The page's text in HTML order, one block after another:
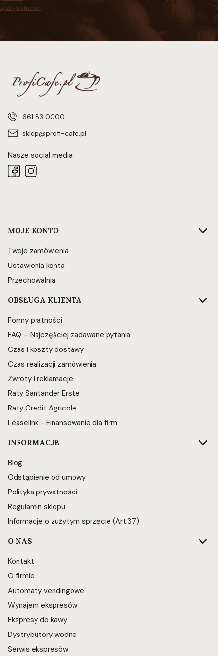
prywatności
661 83 0000
sklep@profi-cafe.pl
Nasze social media
Linki w stopce
MOJE KONTO
Twoje zamówienia
Ustawienia konta
Przechowalnia
OBSŁUGA KLIENTA
Formy płatności
FAQ – Najczęściej zadawane pytania
Czas i koszty dostawy
Czas realizacji zamówienia
Zwroty i reklamacje
Raty Santander Erste
Raty Credit Agricole
Leaselink - Finansowanie dla firm
INFORMACJE
Blog
Odstąpienie od umowy
Polityka prywatności
Regulamin sklepu
Informacje o zużytym sprzęcie (Art.37)
O NAS
Kontakt
O firmie
Automaty vendingowe
Wynajem ekspresów
Ekspresy do kawy
Dystrybutory wodne
Serwis ekspresów